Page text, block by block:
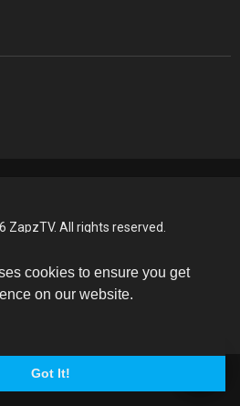
cookies to ensure you get
on our website.
Got It!
ZapzTV. All rights reserved.
About us
Language